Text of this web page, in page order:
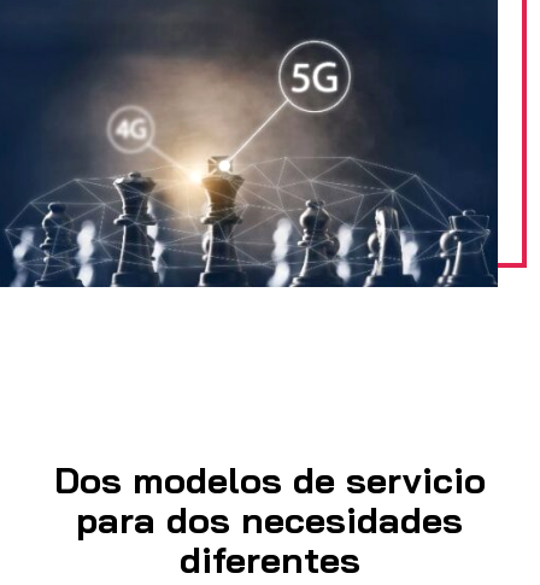
Dos modelos de servicio
para dos necesidades
diferentes